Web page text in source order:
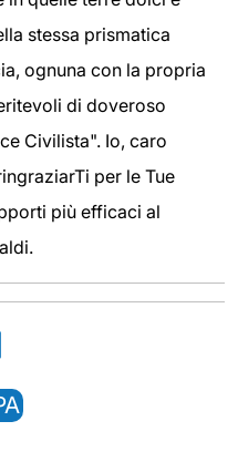
stessa prismatica
ognuna con la propria
di doveroso
Civilista". Io, caro
per le Tue
più efficaci al